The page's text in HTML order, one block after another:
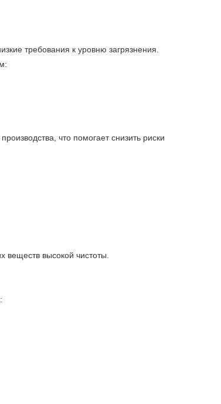
требования к уровню загрязнения.
что помогает снизить риски
веществ высокой чистоты.